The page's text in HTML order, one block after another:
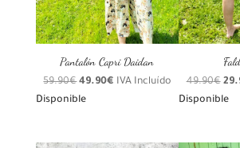
Pantalón Capri Daidan
59.90€El
precio
49.90€ El
IVA Incluído
Disponible
49.90€ El
Disponible